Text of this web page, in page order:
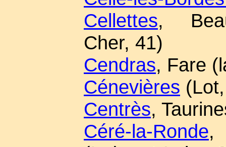
Cellettes,
Cher, 41)
Cendras, Fare
Cénevières
Centrès,
Céré-la-Ronde,